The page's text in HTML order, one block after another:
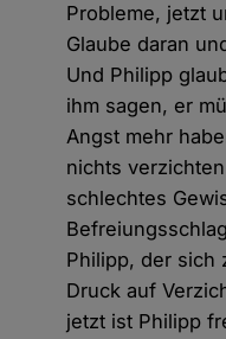
Probleme, jetzt
Glaube daran
Und Philipp
ihm sagen, er
Angst mehr
nichts
schlechtes
Philipp, der sich
Druck auf
jetzt ist Philipp